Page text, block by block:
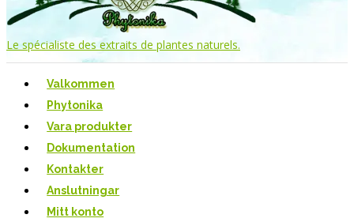
Le spécialiste des extraits de plantes naturels.
Valkommen
Phytonika
Vara produkter
Dokumentation
Kontakter
Anslutningar
Mitt konto